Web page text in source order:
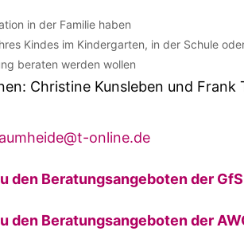
in der Familie haben
Kindes im Kindergarten, in der Schule
beraten werden wollen
Christine Kunsleben und Frank
online.de
den Beratungsangeboten der GfS
den Beratungsangeboten der